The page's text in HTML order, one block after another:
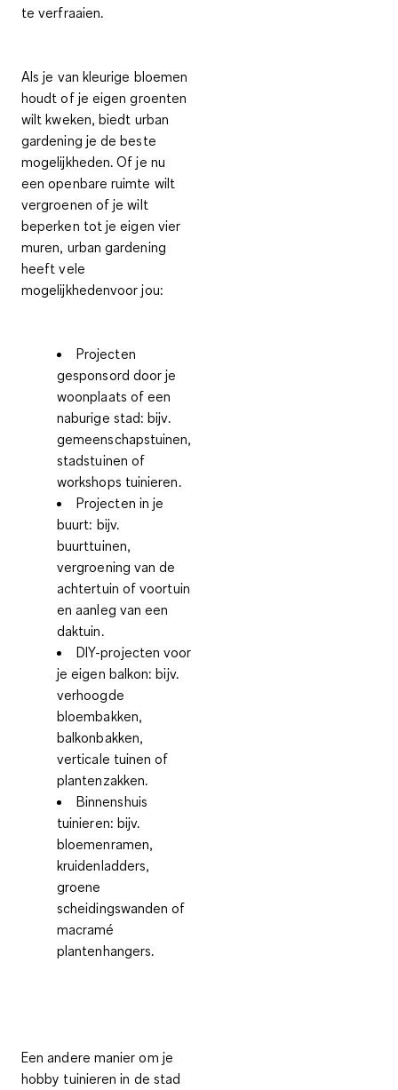
te verfraaien.
Als je van kleurige bloemen
houdt of je eigen groenten
wilt kweken, biedt urban
gardening je de beste
mogelijkheden. Of je nu
een openbare ruimte wilt
vergroenen of je wilt
beperken tot je eigen vier
muren, urban gardening
heeft vele
mogelijkhedenvoor jou:
Projecten
gesponsord door je
woonplaats of een
naburige stad:bijv.
gemeenschapstuinen,
stadstuinen of
workshops tuinieren.
Projecten in je
buurt: bijv.
buurttuinen,
vergroening van de
achtertuin of voortuin
en aanleg van een
daktuin.
DIY-projecten voor
je eigen balkon:bijv.
verhoogde
bloembakken,
balkonbakken,
verticale tuinen of
plantenzakken.
Binnenshuis
tuinieren: bijv.
bloemenramen,
kruidenladders,
groene
scheidingswanden of
macramé
plantenhangers.
Een andere manier om je
hobby tuinieren in de stad